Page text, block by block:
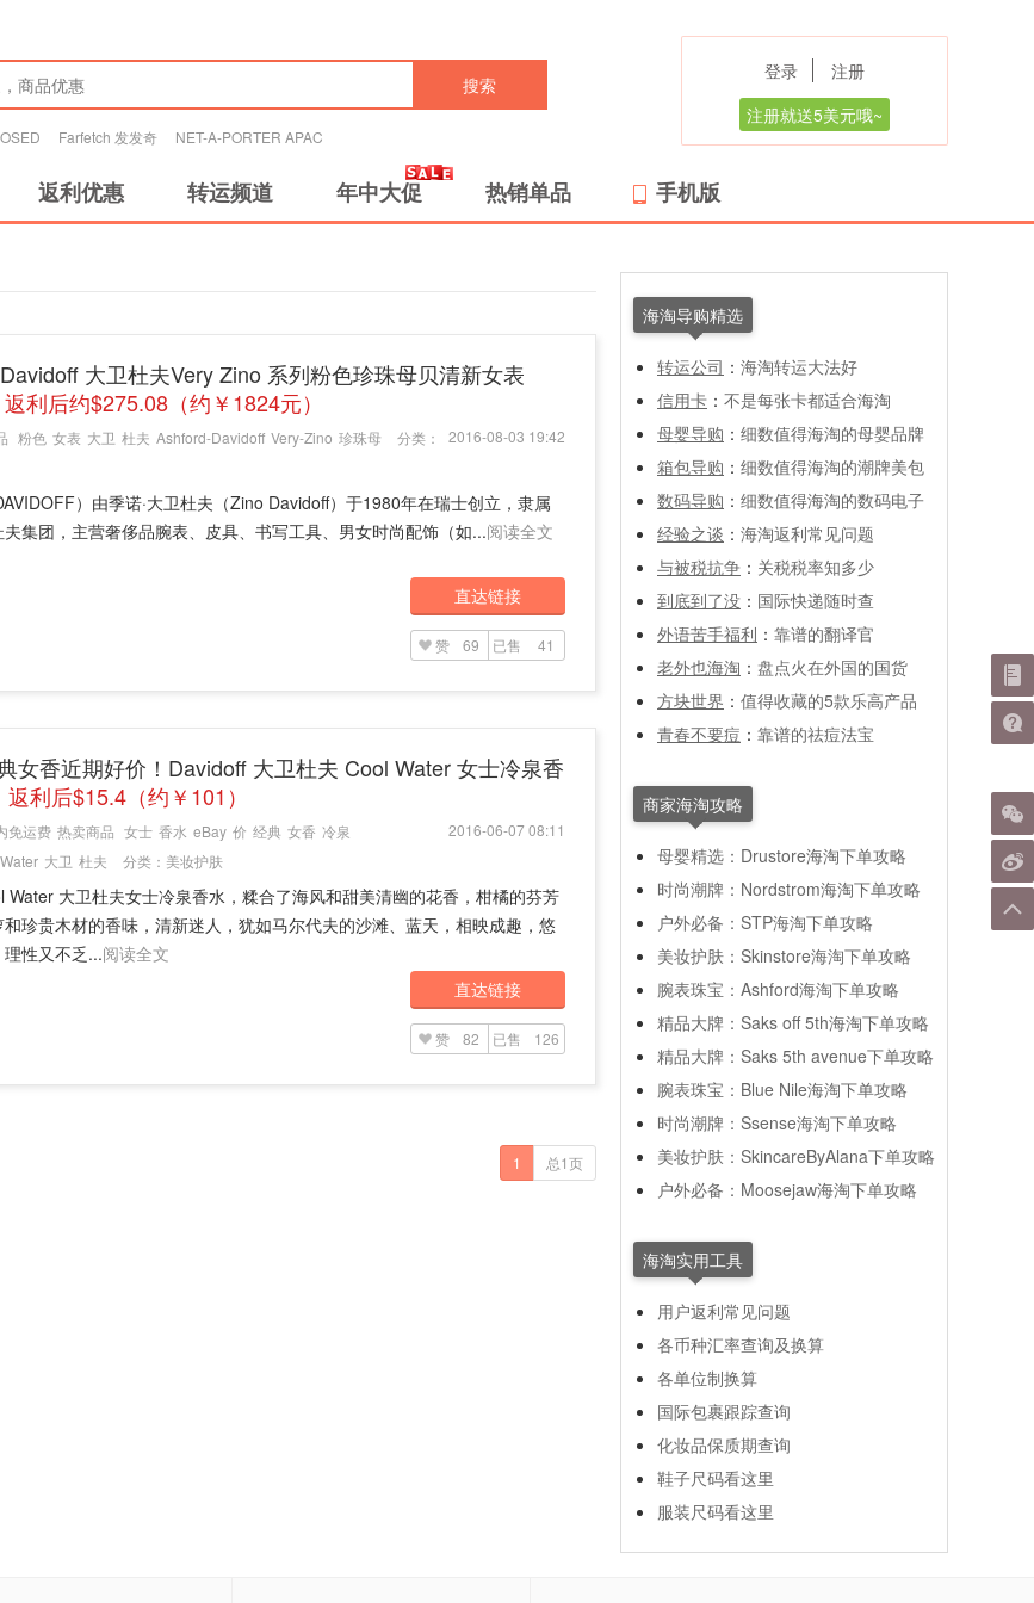
搜索
Farfetch 发发奇 NET-A-PORTER APAC
登录
注册
注册就送5美元哦~
返利优惠 转运频道 年中大促 热销单品 手机版
大卫杜夫Very Zino 系列粉色珍珠母贝清新女表
利后约$275.08（约￥1824元）
2016-08-03 19:42
粉色 女表 大卫 杜夫 Ashford-Davidoff Very-Zino 珍珠母
分类：
）由季诺·大卫杜夫（Zino Davidoff）于1980年在瑞士创立，隶属
集团，主营奢侈品腕表、皮具、书写工具、男女时尚配饰（如...阅读全文
直达链接
赞 69 已售 41
女香近期好价！Davidoff 大卫杜夫 Cool Water 女士冷泉香
返利后$15.4（约￥101）
2016-06-07 08:11
免运费 热卖商品 女士 香水 eBay 价 经典 女香 冷泉
大卫 杜夫 分类： 美妆护肤
Water 大卫杜夫女士冷泉香水，糅合了海风和甜美清幽的花香，柑橘的芬芳
珍贵木材的香味，清新迷人，犹如马尔代夫的沙滩、蓝天，相映成趣，悠
性又不乏...阅读全文
直达链接
赞 82 已售 126
1 总1页
海淘导购精选
转运公司 ： 海淘转运大法好
信用卡 ： 不是每张卡都适合海淘
母婴导购 ： 细数值得海淘的母婴品牌
箱包导购 ： 细数值得海淘的潮牌美包
数码导购 ： 细数值得海淘的数码电子
经验之谈 ： 海淘返利常见问题
与被税抗争 ： 关税税率知多少
到底到了没 ： 国际快递随时查
外语苦手福利 ： 靠谱的翻译官
老外也海淘 ： 盘点火在外国的国货
方块世界 ： 值得收藏的5款乐高产品
青春不要痘 ： 靠谱的祛痘法宝
商家海淘攻略
母婴精选：Drustore海淘下单攻略
时尚潮牌：Nordstrom海淘下单攻略
户外必备：STP海淘下单攻略
美妆护肤：Skinstore海淘下单攻略
腕表珠宝：Ashford海淘下单攻略
精品大牌：Saks off 5th海淘下单攻略
精品大牌：Saks 5th avenue下单攻略
腕表珠宝：Blue Nile海淘下单攻略
时尚潮牌：Ssense海淘下单攻略
美妆护肤：SkincareByAlana下单攻略
户外必备：Moosejaw海淘下单攻略
海淘实用工具
用户返利常见问题
各币种汇率查询及换算
各单位制换算
国际包裹跟踪查询
化妆品保质期查询
鞋子尺码看这里
服装尺码看这里